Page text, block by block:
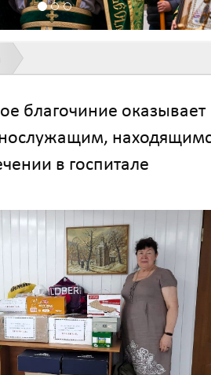
благочиние оказывает
в госпитале